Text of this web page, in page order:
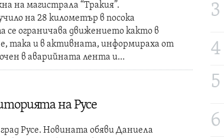
на магистрала “Тракия”.
на 28 километър в посока
ограничава движението както в
така и в активната, информираха от
в аварийната лента и…
на Русе
Русе. Новината обяви Даниела
3
4
5
6